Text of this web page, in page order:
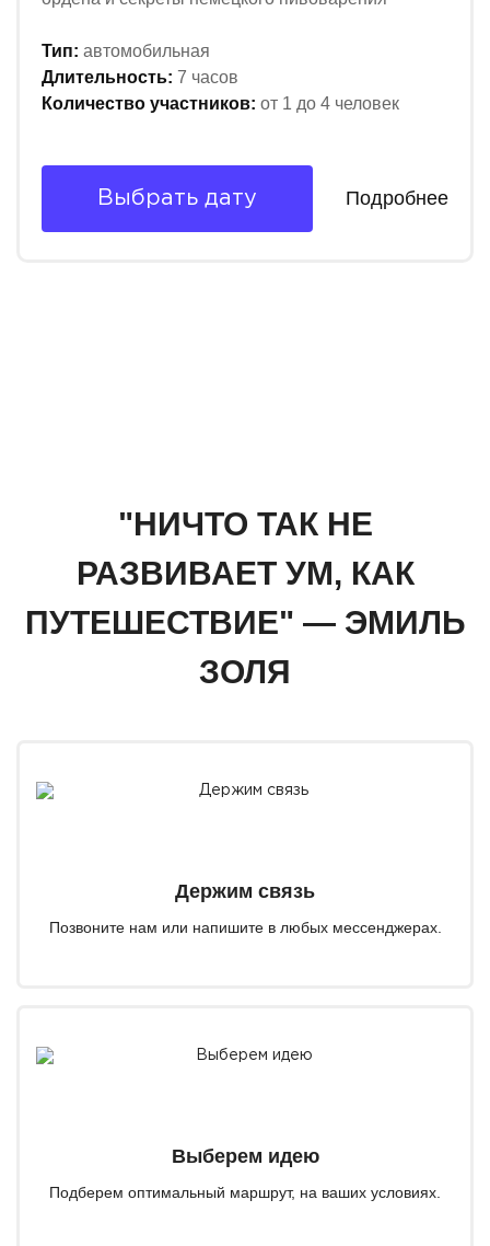
Тип: автомобильная
Длительность: 7 часов
Количество участников: от 1 до 4 человек
Выбрать дату Подробнее
"НИЧТО ТАК НЕ
РАЗВИВАЕТ УМ, КАК
ПУТЕШЕСТВИЕ" — ЭМИЛЬ
ЗОЛЯ
Держим связь
Позвоните нам или напишите в любых мессенджерах.
Выберем идею
Подберем оптимальный маршрут, на ваших условиях.